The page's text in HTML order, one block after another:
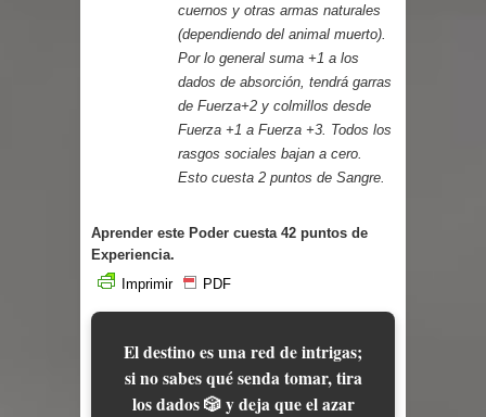
cuernos y otras armas naturales
(dependiendo del animal muerto).
Por lo general suma +1 a los
dados de absorción, tendrá garras
de Fuerza+2 y colmillos desde
Fuerza +1 a Fuerza +3. Todos los
rasgos sociales bajan a cero.
Esto cuesta 2 puntos de Sangre.
Aprender este Poder cuesta 42 puntos de
Experiencia.
Imprimir
PDF
El destino es una red de intrigas;
si no sabes qué senda tomar, tira
los dados 🎲 y deja que el azar